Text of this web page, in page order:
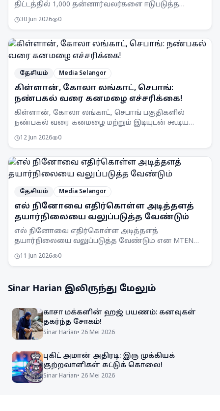
திட்டத்தில் 1,000 தன்னார்வலர்களை ஈடுபடுத்த
வைத்துள்ளது.
30 Jun 2026 0
தேசியம் Media Selangor
கிள்ளான், கோலா லங்காட், செபாங்:
நண்பகல் வரை கனமழை எச்சரிக்கை!
கிள்ளான், கோலா லங்காட், செபாங் பகுதிகளில்
நண்பகல் வரை கனமழை மற்றும் இடியுடன் கூடிய
எச்சரிக்கை விடுத்துள்ளது.
12 Jun 2026 0
தேசியம் Media Selangor
எல் நினோவை எதிர்கொள்ள அடித்தளத்
தயார்நிலையை வலுப்படுத்த வேண்டும்
எல் நினோவை எதிர்கொள்ள அடித்தளத்
தயார்நிலையை வலுப்படுத்த வேண்டும் என MTEN
விழிப்புணர்வு அதிகரிக்கப்படும்.
11 Jun 2026 0
Sinar Harian இலிருந்து மேலும்
காசா மக்களின் ஹஜ் பயணம்: கனவுகள்
தகர்ந்த சோகம்!
Sinar Harian• 26 Mei 2026
புகிட் அமான் அதிரடி: இரு முக்கியக்
குற்றவாளிகள் சுட்டுக் கொலை!
Sinar Harian• 26 Mei 2026